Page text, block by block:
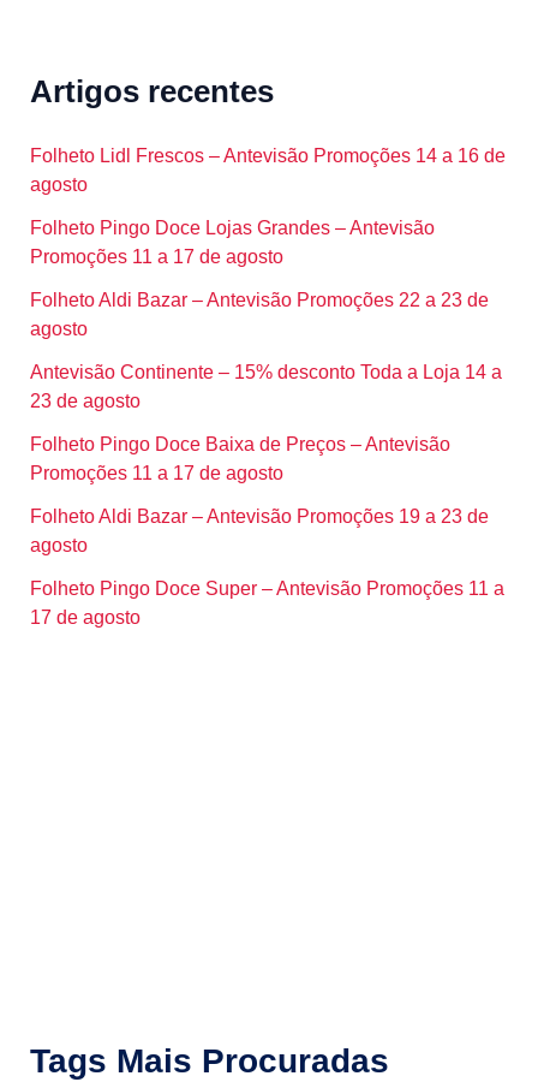
Artigos recentes
Folheto Lidl Frescos – Antevisão Promoções 14 a 16 de
agosto
Folheto Pingo Doce Lojas Grandes – Antevisão
Promoções 11 a 17 de agosto
Folheto Aldi Bazar – Antevisão Promoções 22 a 23 de
agosto
Antevisão Continente – 15% desconto Toda a Loja 14 a
23 de agosto
Folheto Pingo Doce Baixa de Preços – Antevisão
Promoções 11 a 17 de agosto
Folheto Aldi Bazar – Antevisão Promoções 19 a 23 de
agosto
Folheto Pingo Doce Super – Antevisão Promoções 11 a
17 de agosto
Tags Mais Procuradas